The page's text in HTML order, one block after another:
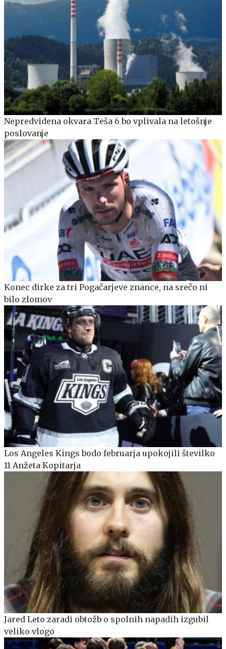
Nepredvidena okvara Teša 6 bo vplivala na letošnje
poslovanje
Konec dirke za tri Pogačarjeve znance, na srečo ni
bilo zlomov
Los Angeles Kings bodo februarja upokojili številko
11 Anžeta Kopitarja
Jared Leto zaradi obtožb o spolnih napadih izgubil
veliko vlogo